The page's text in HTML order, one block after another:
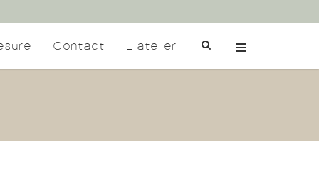
Contact L'atelier